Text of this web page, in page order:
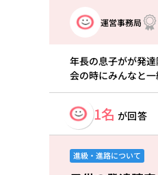
運営事務局
年長の息子がが発
会の時にみんなと
1名 が回答
進級・進路について